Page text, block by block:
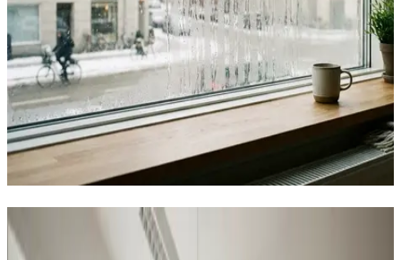
Sådan hjælper vi virksomheder i
Viborg